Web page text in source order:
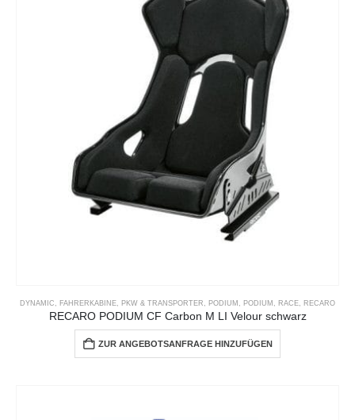
DYNAMIC FAHRERKABINE PKW & TRANSPORTER PODIUM PODIUM RACE RECARO
RECARO PODIUM CF Carbon M LI Velour schwarz
ZUR ANGEBOTSANFRAGE HINZUFÜGEN